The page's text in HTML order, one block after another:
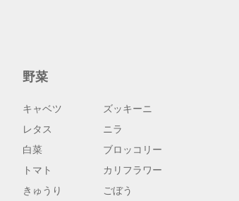
野菜
キャベツ
レタス
白菜
トマト
きゅうり
ズッキーニ
ニラ
ブロッコリー
カリフラワー
ごぼう